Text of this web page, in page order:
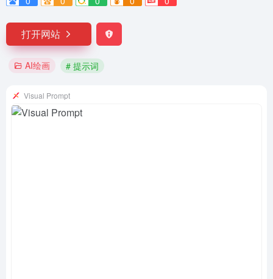
打开网站
AI绘画 # 提示词
Visual Prompt